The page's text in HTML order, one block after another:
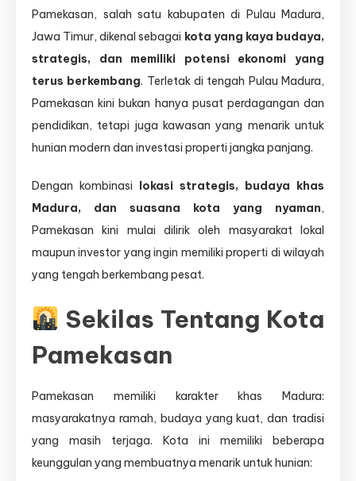
Perumahan
Pamekasan
–
Hunian
Modern
Kota
Madura
yang
Pamekasan, salah satu kabupaten di Pulau Madura,
Jawa Timur, dikenal sebagai kota yang kaya budaya,
strategis, dan memiliki potensi ekonomi yang
terus berkembang. Terletak di tengah Pulau Madura,
Pamekasan kini bukan hanya pusat perdagangan dan
pendidikan, tetapi juga kawasan yang menarik untuk
hunian modern dan investasi properti jangka panjang.
Dengan kombinasi lokasi strategis, budaya khas
Madura, dan suasana kota yang nyaman,
Pamekasan kini mulai dilirik oleh masyarakat lokal
maupun investor yang ingin memiliki properti di wilayah
yang tengah berkembang pesat.
Sekilas Tentang Kota
Pamekasan
Pamekasan memiliki karakter khas Madura:
masyarakatnya ramah, budaya yang kuat, dan tradisi
yang masih terjaga. Kota ini memiliki beberapa
keunggulan yang membuatnya menarik untuk hunian: